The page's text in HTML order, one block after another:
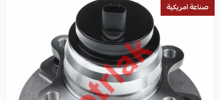
صناعة امريكية